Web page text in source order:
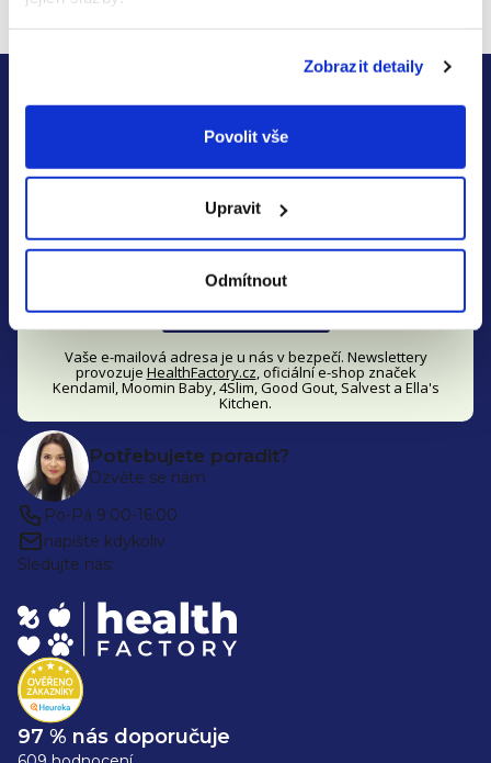
Zobrazit detaily
Povolit vše
Upravit
Odmítnout
Zjistěte včas všechny akce
a slevy
Přihlaste se k našemu newsletteru a neunikne Vám nic o
, Ella's Kitchen a 4Slim
Odebírat novinky »
Vaše e-mailová adresa je u nás v bezpečí. Newslettery
provozuje HealthFactory.cz, oficiálníe-shop značek
Kendamil, Moomin Baby, 4Slim, Good Gout, Salvest a Ella's
Kitchen.
Potřebujete poradit?
Ozvěte se nám
Po-Pá 9:00-16:00
napište kdykoliv
Sledujte nás:
97 % nás doporučuje